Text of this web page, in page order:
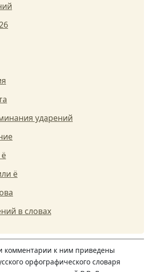
ударений
ё
в словах
комментарии к ним приведены
орфографического словаря